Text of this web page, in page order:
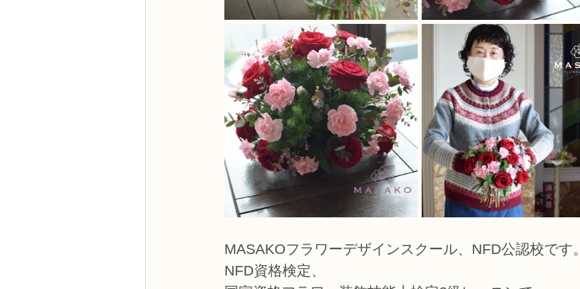
MASAKOフラワーデザインスクール、NFD公認校です。
NFD資格検定、